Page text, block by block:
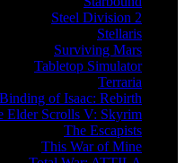
Steel Division 2
Stellaris
Surviving Mars
Tabletop Simulator
Terraria
of Isaac: Rebirth
Elder Scrolls V: Skyrim
The Escapists
This War of Mine